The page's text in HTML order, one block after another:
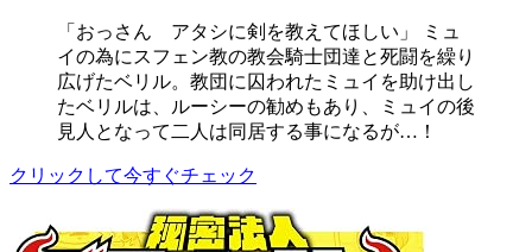
「おっさん アタシに剣を教えてほしい」 ミュ
イの為にスフェン教の教会騎士団達と死闘を繰り
広げたベリル。教団に囚われたミュイを助け出し
たベリルは、ルーシーの勧めもあり、ミュイの後
見人となって二人は同居する事になるが…！
クリックして今すぐチェック